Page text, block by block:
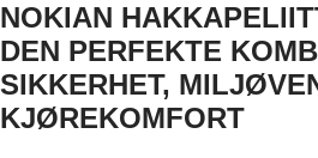
NOKIAN
DEN PERFEKTE
SIKKERHET,
KJØREKOMFORT